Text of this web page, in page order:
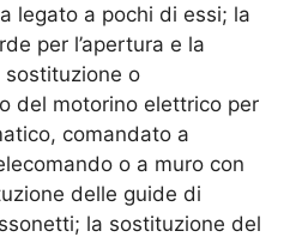
legato a pochi di essi; la
per l’apertura e la
sostituzione o
del motorino elettrico per
comandato a
o a muro con
delle guide di
la sostituzione del